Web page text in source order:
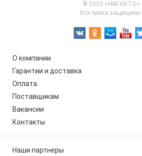
© 2023 «МИГ-АВТО»
Все права защищены.
О компании
Гарантии и доставка
Оплата
Поставщикам
Вакансии
Контакты
Наши партнеры